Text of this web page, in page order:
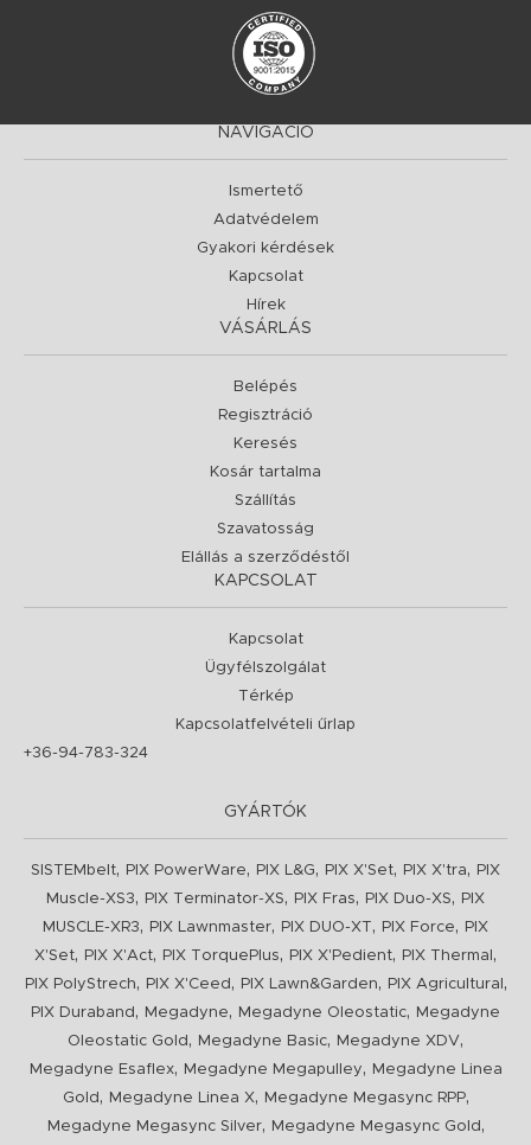
NAVIGÁCIÓ
Ismertető
Adatvédelem
Gyakori kérdések
Kapcsolat
Hírek
VÁSÁRLÁS
Belépés
Regisztráció
Keresés
Kosár tartalma
Szállítás
Szavatosság
Elállás a szerződéstől
KAPCSOLAT
Kapcsolat
Ügyfélszolgálat
Térkép
Kapcsolatfelvételi űrlap
+36-94-783-324
GYÁRTÓK
SISTEMbelt, PIX PowerWare, PIX L&G, PIX X'Set, PIX X'tra,
PIX
Muscle-XS3, PIX Terminator-XS, PIX Fras, PIX Duo-XS,
PIX
MUSCLE-XR3, PIX Lawnmaster, PIX DUO-XT , PIX Force,
PIX
X'Set, PIX X'Act, PIX TorquePlus, PIX X'Pedient, PIX Thermal ,
PIX PolyStrech, PIX X'Ceed , PIX Lawn&Garden, PIX Agricultural ,
PIX Duraband , Megadyne, Megadyne Oleostatic,
Megadyne
Oleostatic Gold , Megadyne Basic, Megadyne XDV,
Megadyne Esaflex, Megadyne Megapulley,
Megadyne Linea
Gold , Megadyne Linea X, Megadyne Megasync RPP,
Megadyne Megasync Silver, Megadyne Megasync Gold ,